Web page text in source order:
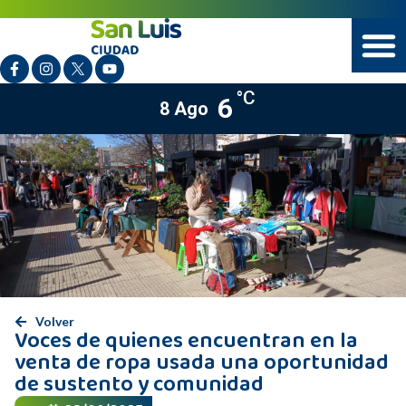
8 Ago 6 °C
Volver
Voces de quienes encuentran en la
venta de ropa usada una oportunidad
de sustento y comunidad